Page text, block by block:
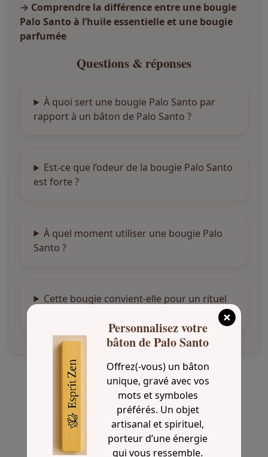
→ Comprendre la différence entre une bougie
Palo Santo à l’huile essentielle et une bougie
parfumée
Questions & réponses
À quoi sert une bougie Palo Santo par
rapport à un bâton de Palo Santo ?
Est-ce que l’odeur de la bougie Palo Santo
est forte ?
À quel moment utiliser une bougie Palo
Santo ?
Cette bougie convient-elle pour un rituel
Avis clients
Note5 sur
5
Brigitte (client
Personnalisez votre
bâton de Palo Santo
Offrez(-vous) un bâton
unique, gravé avec vos
mots et symboles
préférés. Un objet
artisanal et spirituel,
porteur d’une énergie
qui vous ressemble.